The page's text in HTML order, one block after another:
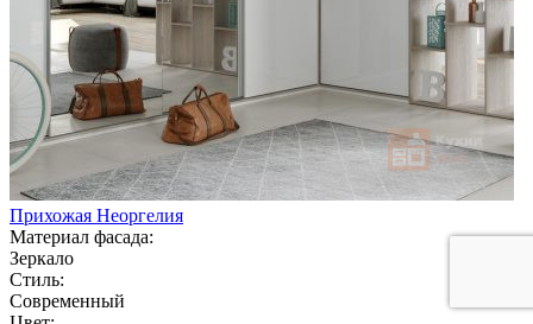
Прихожая Неоргелия
Материал фасада:
Зеркало
Стиль:
Современный